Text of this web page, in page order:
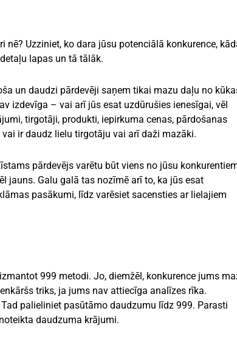
Uzziniet, ko dara jūsu potenciālā konkurence,
lapas un tā tālāk.
un daudzi pārdevēji saņem tikai mazu daļu no
izdevīga – vai arī jūs esat uzdūrušies ienesīgai, vēl
tirgotāji, produkti, iepirkuma cenas, pārdošanas
ir daudz lielu tirgotāju vai arī daži mazāki.
pārdevējs varētu būt viens no jūsu
jauns. Galu galā tas nozīmē arī to, ka jūs esat
pasākumi, līdz varēsiet sacensties ar lielajiem
999 metodi. Jo, diemžēl, konkurence jums
triks, ja jums nav attiecīga analīzes rīka.
palieliniet pasūtāmo daudzumu līdz 999. Parasti
daudzuma krājumi.